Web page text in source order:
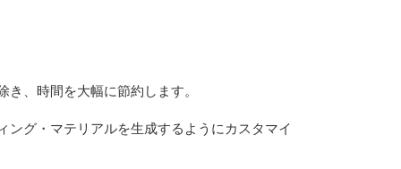
、時間を大幅に節約します。
グ・マテリアルを生成するようにカスタマイ